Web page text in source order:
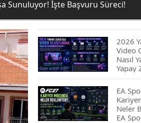
Sunuluyor! İşte Başvuru Süreci!
2026
Video
Nasıl
Yapay
EA
Neler
EA